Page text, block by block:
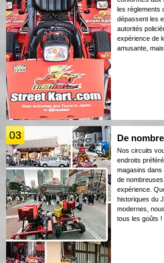
les règlements
dépassent les
autorités
expérience de
amusante,
03 De
Nos circuits
endroits
magasins
de
expérience.
historiques du
modernes,
tous les goûts !